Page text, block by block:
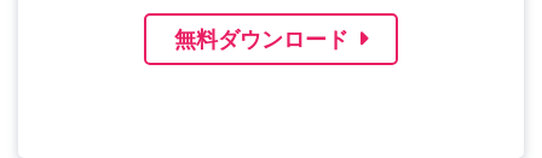
無料ダウンロード